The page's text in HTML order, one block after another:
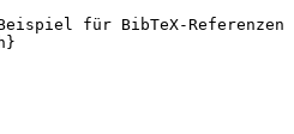
für BibTeX-